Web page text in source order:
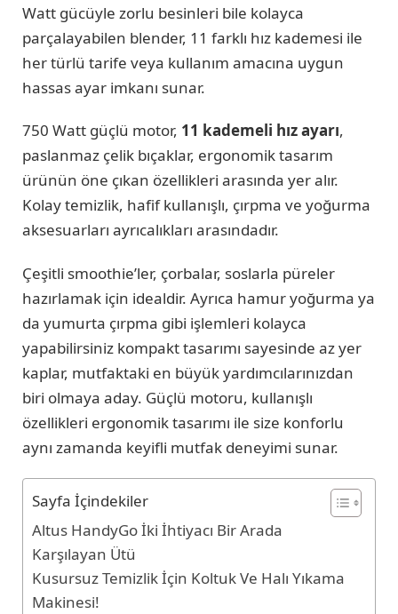
Watt gücüyle zorlu besinleri bile kolayca
parçalayabilen blender, 11 farklı hız kademesi ile
her türlü tarife veya kullanım amacına uygun
hassas ayar imkanı sunar.
750 Watt güçlü motor, 11 kademeli hız ayarı,
paslanmaz çelik bıçaklar, ergonomik tasarım
ürünün öne çıkan özellikleri arasında yer alır.
Kolay temizlik, hafif kullanışlı, çırpma ve yoğurma
aksesuarları ayrıcalıkları arasındadır.
Çeşitli smoothie’ler, çorbalar, soslarla püreler
hazırlamak için idealdir. Ayrıca hamur yoğurma ya
da yumurta çırpma gibi işlemleri kolayca
yapabilirsiniz kompakt tasarımı sayesinde az yer
kaplar, mutfaktaki en büyük yardımcılarınızdan
biri olmaya aday. Güçlü motoru, kullanışlı
özellikleri ergonomik tasarımı ile size konforlu
aynı zamanda keyifli mutfak deneyimi sunar.
Sayfa İçindekiler
Altus HandyGo İki İhtiyacı Bir Arada
Karşılayan Ütü
Kusursuz Temizlik İçin Koltuk Ve Halı Yıkama
Makinesi!